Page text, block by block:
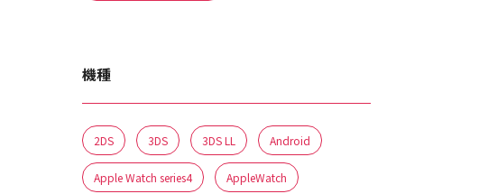
機種
2DS 3DS 3DS LL Android
Apple Watch series4 AppleWatch